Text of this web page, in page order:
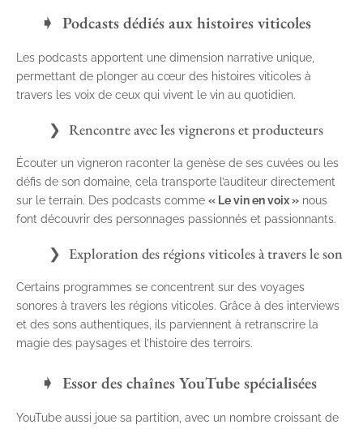
Podcasts dédiés aux histoires viticoles
Les podcasts apportent une dimension narrative unique,
permettant de plonger au cœur des histoires viticoles à
travers les voix de ceux qui vivent le vin au quotidien.
Rencontre avec les vignerons et producteurs
Écouter un vigneron raconter la genèse de ses cuvées ou les
défis de son domaine, cela transporte l’auditeur directement
sur le terrain. Des podcasts comme « Le vin en voix » nous
font découvrir des personnages passionnés et passionnants.
Exploration des régions viticoles à travers le son
Certains programmes se concentrent sur des voyages
sonores à travers les régions viticoles. Grâce à des interviews
et des sons authentiques, ils parviennent à retranscrire la
magie des paysages et l’histoire des terroirs.
Essor des chaînes YouTube spécialisées
YouTube aussi joue sa partition, avec un nombre croissant de